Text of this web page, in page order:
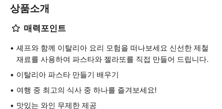
상품소개
매력포인트
셰프와 함께 이탈리아 요리 모험을 떠나보세요 신선한 제철
재료를 사용하여 파스타와 젤라또를 직접 만들어 드립니다.
이탈리아 파스타 만들기 배우기
여행 중 최고의 식사 중 하나를 즐겨보세요!
맛있는 와인 무제한 제공